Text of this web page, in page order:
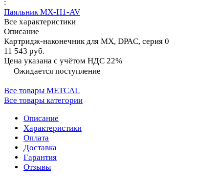
:
Паяльник MX-H1-AV
Все характеристики
Описание
Картридж-наконечник для MX, DPAC, серия 0
11 543 руб.
Цена указана с учётом НДС 22%
Ожидается поступление
Все товары METCAL
Все товары категории
Описание
Характеристики
Оплата
Доставка
Гарантия
Отзывы